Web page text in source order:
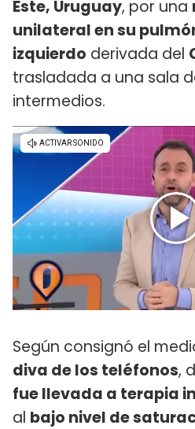
Este, Uruguay, por una
unilateral en su
izquierdo derivada del
trasladada a una sala
intermedios.
Según consignó el
diva de los teléfonos,
fue llevada a terapia
al bajo nivel de